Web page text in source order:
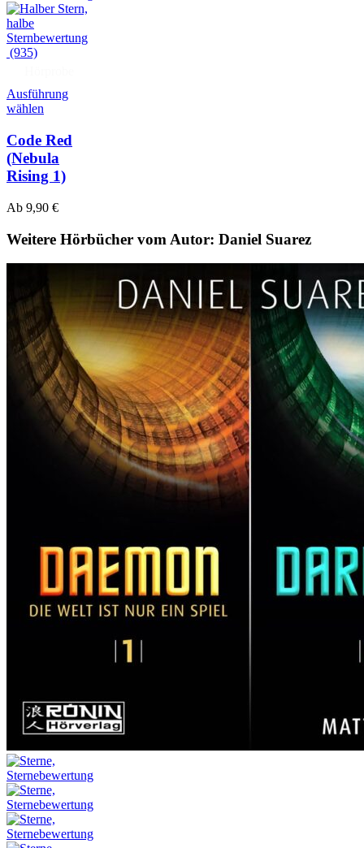
(935)
Ausführung
wählen
Code Red
(Nebula
Rising 1)
Ab 9,90 €
Weitere Hörbücher vom Autor: Daniel Suarez